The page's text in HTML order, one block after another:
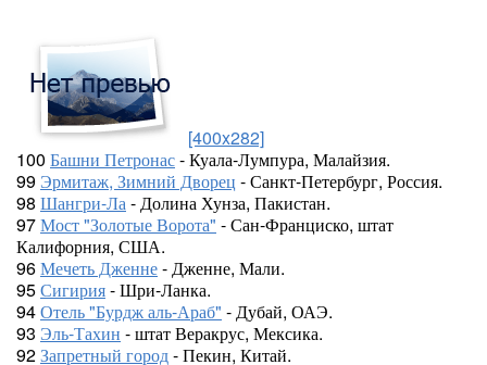
[400x282]
100 Башни Петронас- Куала-Лумпура, Малайзия.
99 Эрмитаж, Зимний Дворец - Санкт-Петербург, Россия.
98 Шангри-Ла- Долина Хунза, Пакистан.
97Мост "Золотые Ворота" - Сан-Франциско, штат
Калифорния, США.
96Мечеть Дженне- Дженне, Мали.
95Сигирия- Шри-Ланка.
94Отель "Бурдж аль-Араб" - Дубай, ОАЭ.
93 Эль-Тахин - штат Веракрус, Мексика.
92Запретный город- Пекин, Китай.